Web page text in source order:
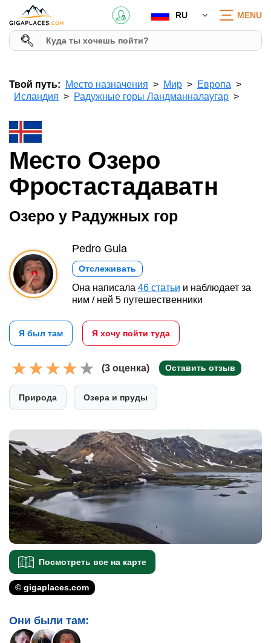
RU MENU
Твой путь: Место назначения Мир
Европа
Исландия
Радужные горы Ландманналаугар
Место Озеро
Фростастадаватн
Озеро у Радужных гор
Pedro Gula
Отслеживать
Она написала 46 статьи и наблюдает за
ним / ней 5 путешественники
Я был там Я хочу пойти туда
(3 оценка) Оставить отзыв
Природа Озера и пруды
Посмотреть все на карте
© gigaplaces.com
Они были там: